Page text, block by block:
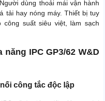
dùng thoải mái vận hành
tải hay nóng máy. Thiết bị tuy
công suất siêu việt, làm sạch
IPC GP3/62 W&D
công tắc độc lập